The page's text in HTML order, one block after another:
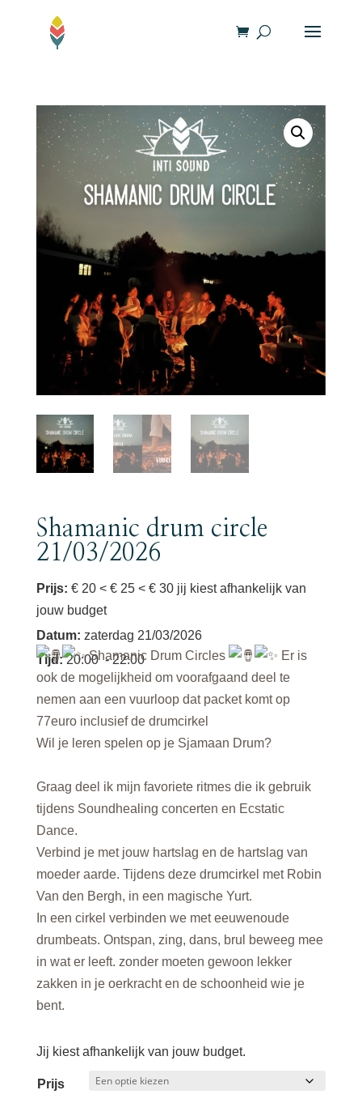
Shamanic drum circle
21/03/2026
Prijs: € 20 < € 25 < € 30 jij kiest afhankelijk van
jouw budget
Datum: zaterdag 21/03/2026
Tijd:20:00 - 22:00
Shamanic Drum Circles
Er is
ook de mogelijkheid om voorafgaand deel te
nemen aan een vuurloop dat packet komt op
77euro inclusief de drumcirkel
Wil je leren spelen op je Sjamaan Drum?
Graag deel ik mijn favoriete ritmes die ik gebruik
tijdens Soundhealing concerten en Ecstatic
Dance.
Verbind je met jouw hartslag en de hartslag van
moeder aarde. Tijdens deze drumcirkel met Robin
Van den Bergh, in een magische Yurt.
In een cirkel verbinden we met eeuwenoude
drumbeats. Ontspan, zing, dans, brul beweeg mee
in wat er leeft. zonder moeten gewoon lekker
zakken in je oerkracht en de schoonheid wie je
bent.
Jij kiest afhankelijk van jouw budget.
Prijs